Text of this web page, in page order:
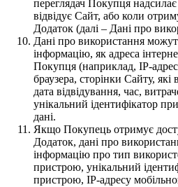
переглядач Покупця
відвідує Сайт, або коли
Додаток (далі – Дані про
Дані про використання
інформацію, як адреса
Покупця (наприклад, IP-
браузера, сторінки Сайту, які
дата відвідування, час,
унікальний ідентифікатор
дані.
Якщо Покупець отримує
Додаток, дані про
інформацію про тип
пристрою, унікальний
пристрою, IP-адресу